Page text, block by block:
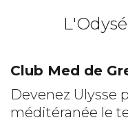
Club Med de
Devenez Ulysse
méditéranée le